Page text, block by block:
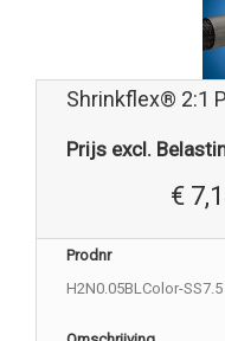
Shrinkflex® 2:1
Prijs excl.
€
Prodnr
H2N0.05BLColor-SS7.5